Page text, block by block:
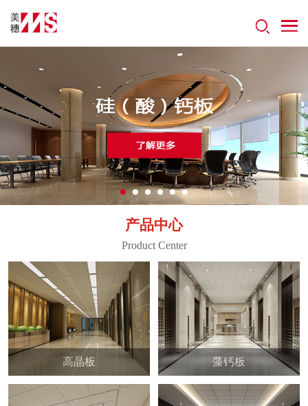
产品中心
Product Center
高晶板 藻钙板